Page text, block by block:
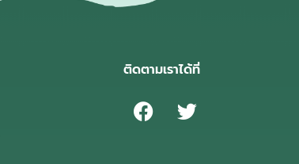
ติดตามเราได้ที่